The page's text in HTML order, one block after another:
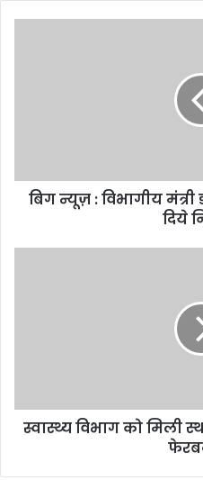
अधिकारियों
बिग न्यूज़ : विभागीय मंत्री
दिये
पर
हुएस्वास्थ्य विभाग को मिली